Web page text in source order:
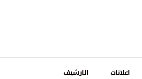
اعلانات الارشيف